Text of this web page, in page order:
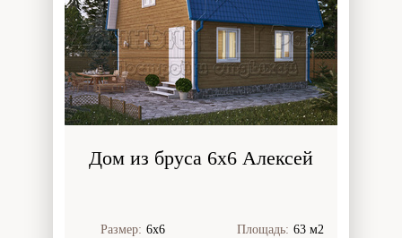
Дом из бруса 6x6 Алексей
Размер: 6х6 Площадь: 63 м2